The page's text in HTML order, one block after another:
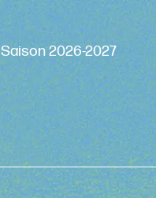
Saison 2026-2027